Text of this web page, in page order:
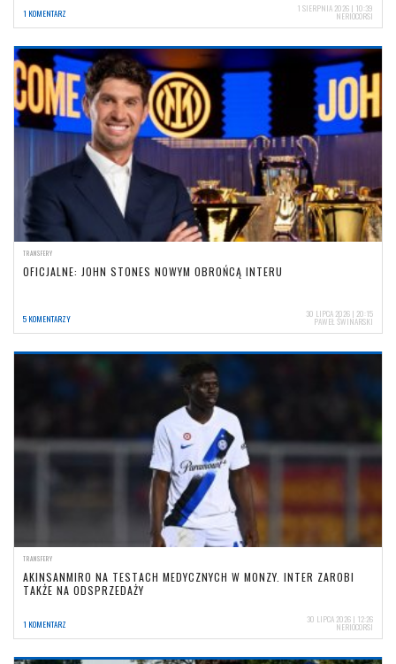
1 KOMENTARZ 1 SIERPNIA 2026 | 10:39
NERIOCORSI
TRANSFERY
OFICJALNE: JOHN STONES NOWYM OBROŃCĄ INTERU
5 KOMENTARZY 30 LIPCA 2026 | 20:15
PAWEŁ ŚWINARSKI
TRANSFERY
AKINSANMIRO NA TESTACH MEDYCZNYCH W MONZY. INTER ZAROBI
TAKŻE NA ODSPRZEDAŻY
1 KOMENTARZ 30 LIPCA 2026 | 12:26
NERIOCORSI